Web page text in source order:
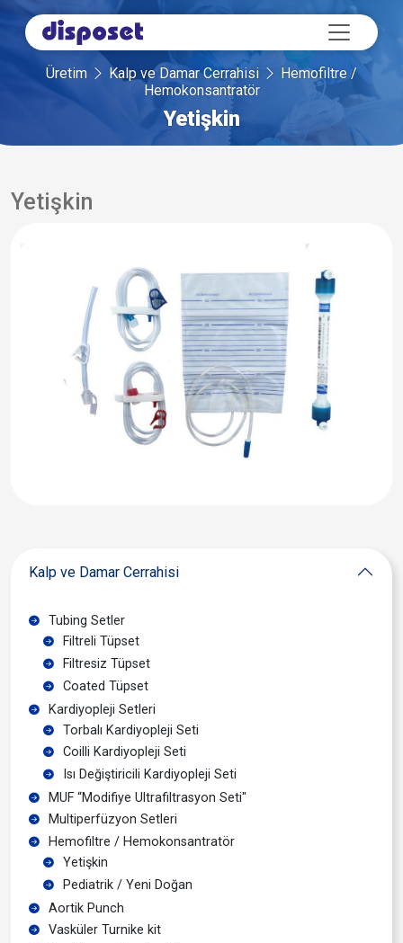
Üretim Kalp ve Damar Cerrahisi
Hemofiltre /
Hemokonsantratör
Yetişkin
Yetişkin
Kalp ve Damar Cerrahisi
Tubing Setler
Filtreli Tüpset
Filtresiz Tüpset
Coated Tüpset
Kardiyopleji Setleri
Torbalı Kardiyopleji Seti
Coilli Kardiyopleji Seti
Isı Değiştiricili Kardiyopleji Seti
MUF “Modifiye Ultrafiltrasyon Seti"
Multiperfüzyon Setleri
Hemofiltre / Hemokonsantratör
Yetişkin
Pediatrik / Yeni Doğan
Aortik Punch
Vasküler Turnike kit